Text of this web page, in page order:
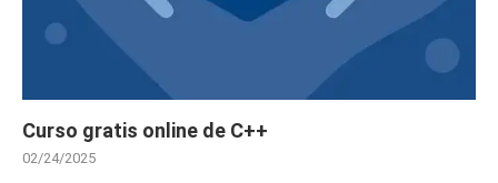
Curso gratis online de C++
02/24/2025